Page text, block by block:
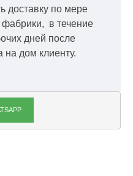
доставку по мере
фабрики, в течение
дней после
на дом клиенту.